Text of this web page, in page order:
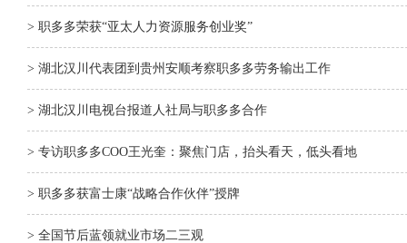
> 职多多荣获“亚太人力资源服务创业奖”
> 湖北汉川代表团到贵州安顺考察职多多劳务输出工作
> 湖北汉川电视台报道人社局与职多多合作
> 专访职多多COO王光奎：聚焦门店，抬头看天，低头看地
> 职多多获富士康“战略合作伙伴”授牌
> 全国节后蓝领就业市场二三观